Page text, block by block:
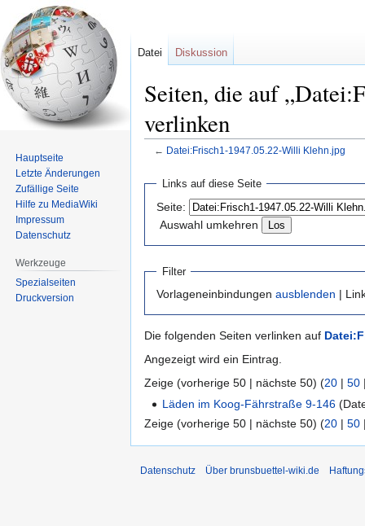
Seiten, die auf
verlinken
← Datei:Frisch1-1947.05.22-Willi Klehn.jpg
Navigation
springen
springen
Links auf diese Seite
Seite:
Auswahl umkehren
Filter
Vorlageneinbindungen ausblenden |
Die folgenden Seiten verlinken auf
Angezeigt wird ein Eintrag.
Zeige (vorherige 50 | nächste 50) (20 | 50
Läden im Koog-Fährstraße 9-146
Zeige (vorherige 50 | nächste 50) (20 | 50
Datei Diskussion
Hauptseite
Letzte Änderungen
Zufällige Seite
Hilfe zu MediaWiki
Impressum
Datenschutz
Werkzeuge
Spezialseiten
Druckversion
Datenschutz Über brunsbuettel-wiki.de